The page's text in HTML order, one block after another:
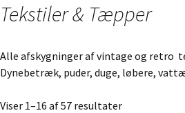
Tekstiler & Tæpper
Alle afskygninger af vintage og retro
Dynebetræk, puder, duge, løbere,
Viser 1–16 af 57 resultaterSorteret